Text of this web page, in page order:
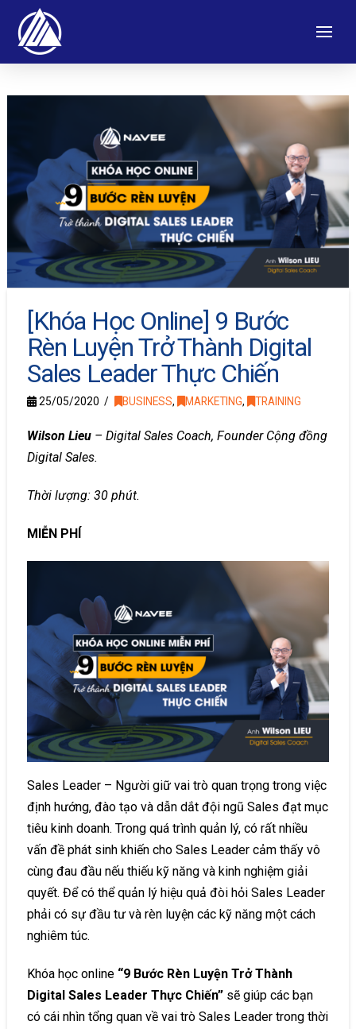
[Khóa Học Online] 9 Bước
Rèn Luyện Trở Thành Digital
Sales Leader Thực Chiến
25/05/2020 BUSINESS, MARKETING, TRAINING
Wilson Lieu– Digital Sales Coach, Founder Cộng đồng
Digital Sales.
Thời lượng: 30 phút.
MIỄN PHÍ
Sales Leader – Người giữ vai trò quan trọng trong việc
định hướng, đào tạo và dẫn dắt đội ngũ Sales đạt mục
tiêu kinh doanh. Trong quá trình quản lý, có rất nhiều
vấn đề phát sinh khiến cho Sales Leader cảm thấy vô
cùng đau đầu nếu thiếu kỹ năng và kinh nghiệm giải
quyết. Để có thể quản lý hiệu quả đòi hỏi Sales Leader
phải có sự đầu tư và rèn luyện các kỹ năng một cách
nghiêm túc.
Khóa học online “9 Bước Rèn Luyện Trở Thành
Digital Sales Leader Thực Chiến”sẽ giúp các bạn
có cái nhìn tổng quan về vai trò Sales Leader trong thời